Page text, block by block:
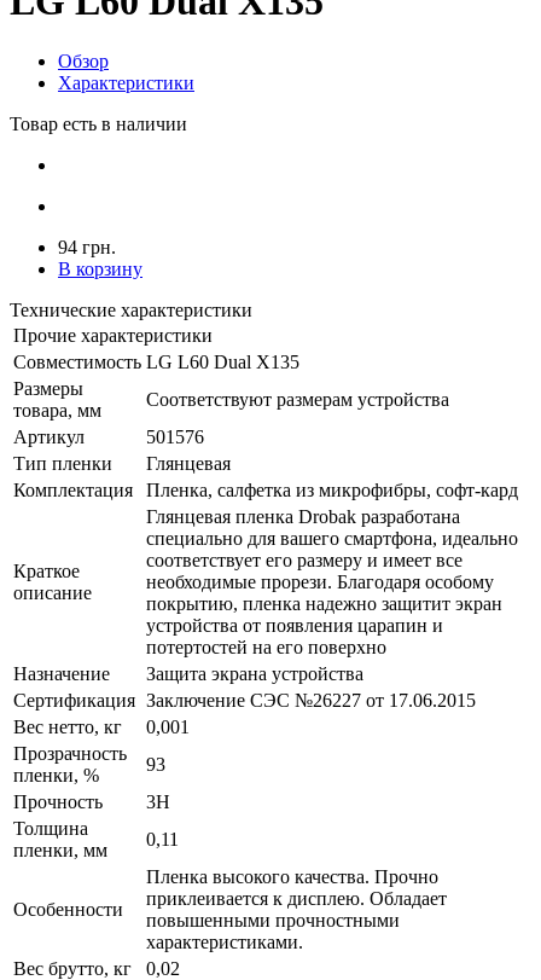
Обзор
Характеристики
Товар есть в наличии
94 грн.
В корзину
Технические характеристики
Прочие характеристики
Совместимость LG L60 Dual X135
Размеры
товара, мм
Соответствуют размерам устройства
Артикул
501576
Тип пленки
Глянцевая
Комплектация
Пленка, салфетка из микрофибры, софт-кард
Краткое
описание
Глянцевая пленка Drobak разработана
специально для вашего смартфона, идеально
соответствует его размеру и имеет все
необходимые прорези. Благодаря особому
покрытию, пленка надежно защитит экран
устройства от появления царапин и
потертостей на его поверхно
Назначение
Защита экрана устройства
Сертификация Заключение СЭС №26227 от 17.06.2015
Вес нетто, кг
0,001
Прозрачность
пленки, %
93
Прочность
3H
Толщина
пленки, мм
0,11
Особенности
Пленка высокого качества. Прочно
приклеивается к дисплею. Обладает
повышенными прочностными
характеристиками.
Вес брутто, кг
0,02